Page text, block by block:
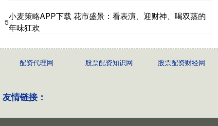
5
小麦策略APP下载 花市盛景：看表演、迎财神、喝双蒸的
年味狂欢
配资代理网 股票配资知识网 股票配资财经网
友情链接：